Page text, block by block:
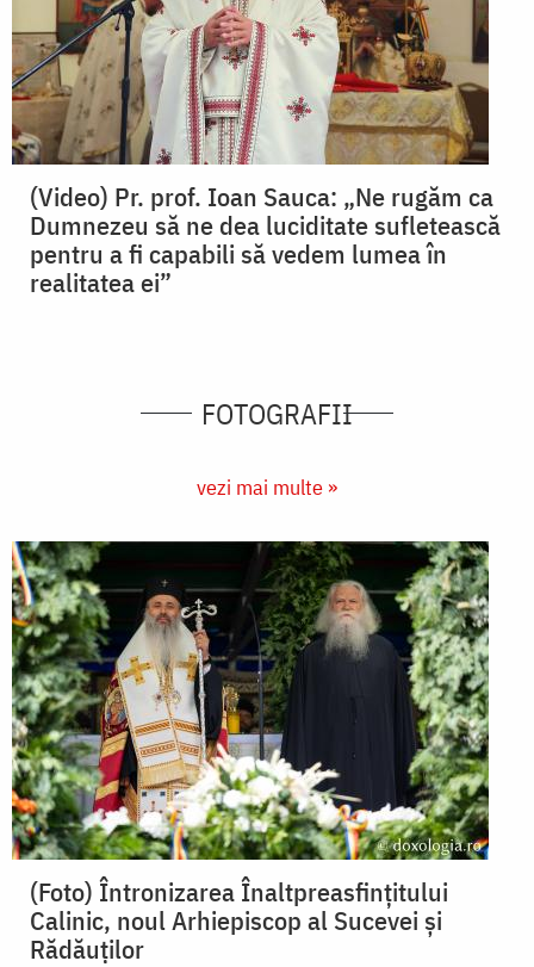
(Video) Pr. prof. Ioan Sauca: „Ne rugăm ca
Dumnezeu să ne dea luciditate sufletească
pentru a fi capabili să vedem lumea în
realitatea ei”
FOTOGRAFII
vezi mai multe »
(Foto) Întronizarea Înaltpreasfințitului
Calinic, noul Arhiepiscop al Sucevei și
Rădăuților